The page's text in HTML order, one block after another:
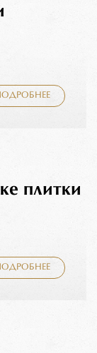
плитки